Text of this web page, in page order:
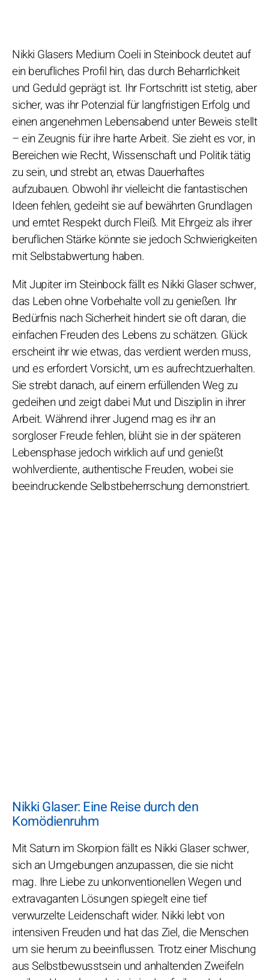
Nikki Glasers Medium Coeli in Steinbock deutet auf
ein berufliches Profil hin, das durch Beharrlichkeit
und Geduld geprägt ist. Ihr Fortschritt ist stetig, aber
sicher, was ihr Potenzial für langfristigen Erfolg und
einen angenehmen Lebensabend unter Beweis stellt
– ein Zeugnis für ihre harte Arbeit. Sie zieht es vor, in
Bereichen wie Recht, Wissenschaft und Politik tätig
zu sein, und strebt an, etwas Dauerhaftes
aufzubauen. Obwohl ihr vielleicht die fantastischen
Ideen fehlen, gedeiht sie auf bewährten Grundlagen
und erntet Respekt durch Fleiß. Mit Ehrgeiz als ihrer
beruflichen Stärke könnte sie jedoch Schwierigkeiten
mit Selbstabwertung haben.
Mit Jupiter im Steinbock fällt es Nikki Glaser schwer,
das Leben ohne Vorbehalte voll zu genießen. Ihr
Bedürfnis nach Sicherheit hindert sie oft daran, die
einfachen Freuden des Lebens zu schätzen. Glück
erscheint ihr wie etwas, das verdient werden muss,
und es erfordert Vorsicht, um es aufrechtzuerhalten.
Sie strebt danach, auf einem erfüllenden Weg zu
gedeihen und zeigt dabei Mut und Disziplin in ihrer
Arbeit. Während ihrer Jugend mag es ihr an
sorgloser Freude fehlen, blüht sie in der späteren
Lebensphase jedoch wirklich auf und genießt
wohlverdiente, authentische Freuden, wobei sie
beeindruckende Selbstbeherrschung demonstriert.
Nikki Glaser: Eine Reise durch den
Komödienruhm
Mit Saturn im Skorpion fällt es Nikki Glaser schwer,
sich an Umgebungen anzupassen, die sie nicht
mag. Ihre Liebe zu unkonventionellen Wegen und
extravaganten Lösungen spiegelt eine tief
verwurzelte Leidenschaft wider. Nikki lebt von
intensiven Freuden und hat das Ziel, die Menschen
um sie herum zu beeinflussen. Trotz einer Mischung
aus Selbstbewusstsein und anhaltenden Zweifeln